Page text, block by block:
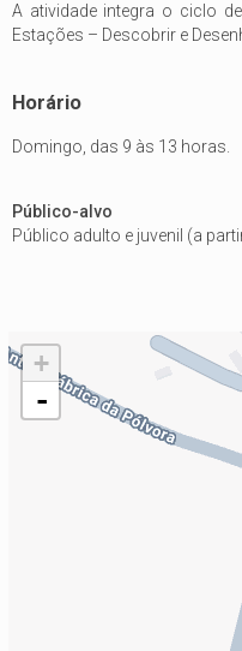
A atividade integra o ciclo
Estações – Descobrir e
Horário
Domingo, das 9 às 13 horas.
Público-alvo
Público adulto e juvenil (a
+
-